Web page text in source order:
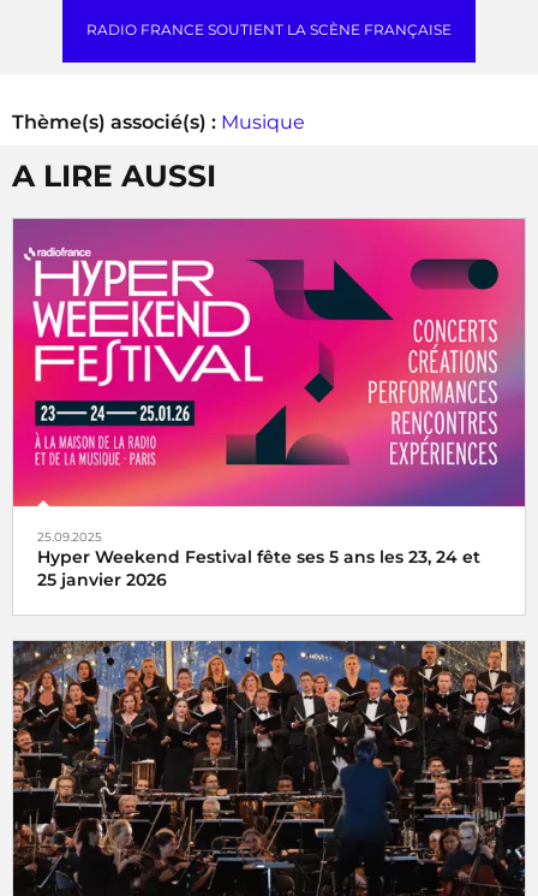
RADIO FRANCE SOUTIENT LA SCÈNE FRANÇAISE
Thème(s) associé(s) : Musique
A LIRE AUSSI
25.09.2025
Hyper Weekend Festival fête ses 5 ans les 23, 24 et
25 janvier 2026
l'Hyper Weekend Festival vous donne rendez-vous à la
Maison de la Radio et de la Musique les 23, 24 et 25 janvier
2026